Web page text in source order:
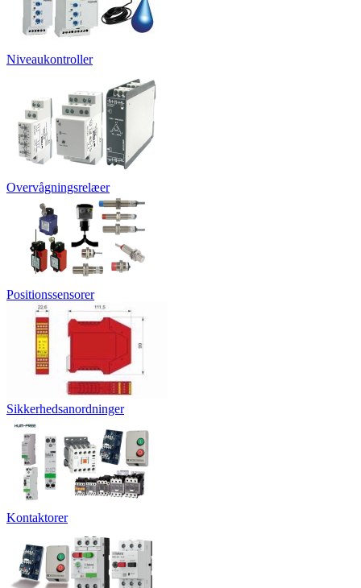
Niveaukontroller
Overvågningsrelæer
Positionssensorer
Sikkerhedsanordninger
Kontaktorer